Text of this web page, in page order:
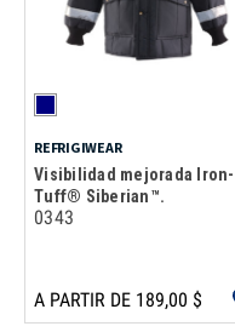
REFRIGIWEAR
Visibilidad mejorada Iron-
Tuff® Siberian™.
0343
A PARTIR DE 189,00 $